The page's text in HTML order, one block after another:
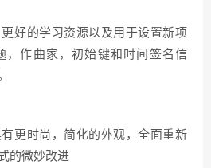
好的学习资源以及用于设置新项
，作曲家，初始键和时间签名信
更时尚，简化的外观，全面重新
的微妙改进